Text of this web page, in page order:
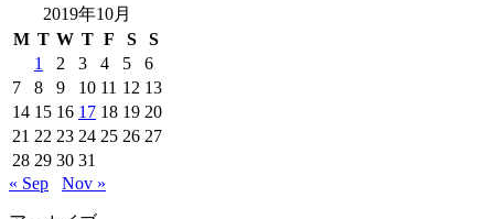
2019年10月
M T W T F S
S
1
2 3 4 5
6
7
8 9 10 11 12 13
14 15 16 17 18 19 20
21 22 23 24 25 26 27
28 29 30 31
« Sep
Nov »